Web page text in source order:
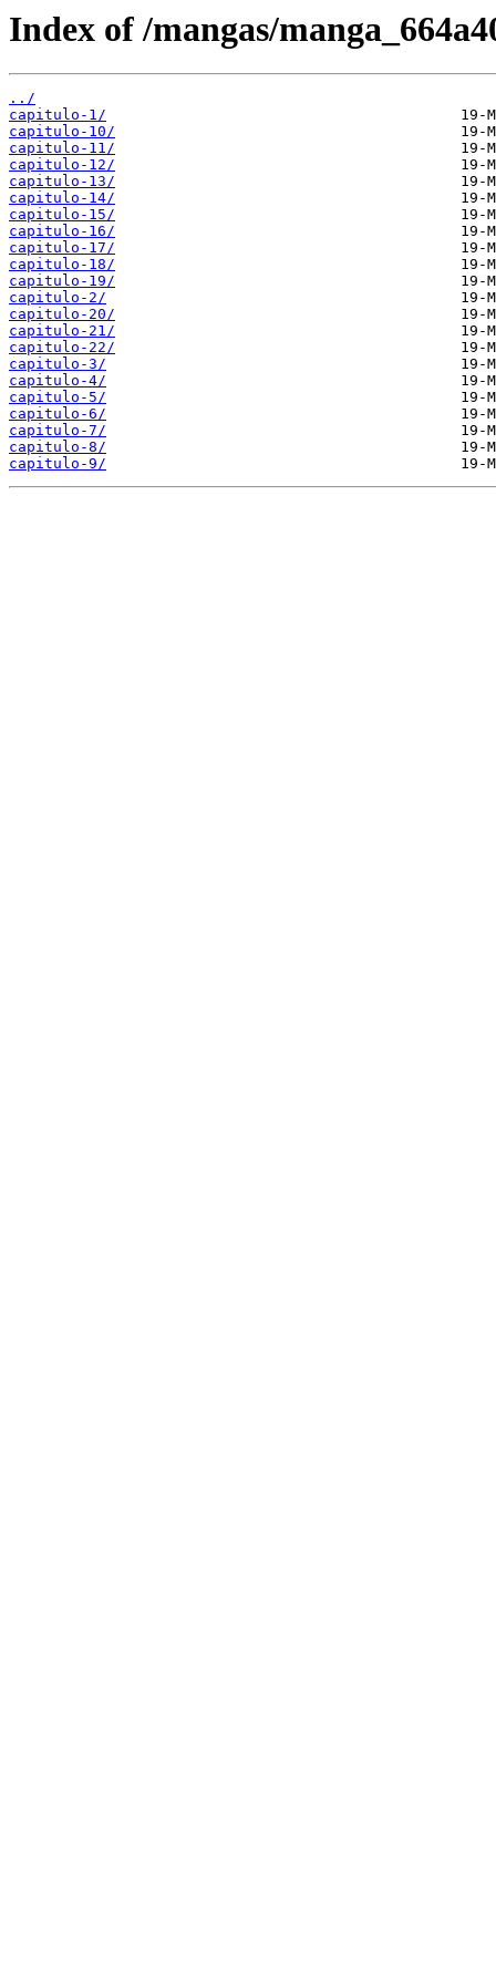
Index of /mangas/
../
capitulo-1/
capitulo-10/
capitulo-11/
capitulo-12/
capitulo-13/
capitulo-14/
capitulo-15/
capitulo-16/
capitulo-17/
capitulo-18/
capitulo-19/
capitulo-2/
capitulo-20/
capitulo-21/
capitulo-22/
capitulo-3/
capitulo-4/
capitulo-5/
capitulo-6/
capitulo-7/
capitulo-8/
capitulo-9/